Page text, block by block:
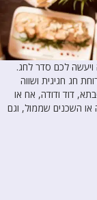
השנה ויעשה לכם סדר לחג.
חג חגיגית ושווה
דוד ודודה, אח או
השכנים שממול, וגם